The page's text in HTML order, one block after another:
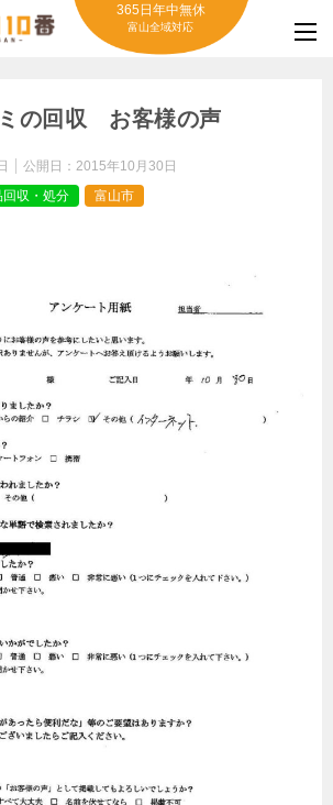
365日年中無休
富山全域対応
の回収 お客様の声
公開日： 2015年10月30日
回収・処分 富山市